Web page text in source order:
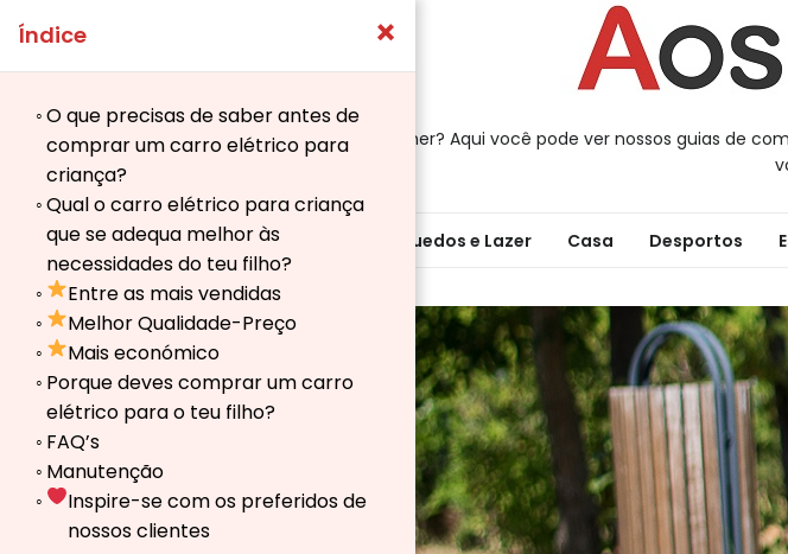
Tem dúvidas sobre qual produto escolher? Aqui você pode ver nossos guias de
Inicio Animais de estimação Brinquedos e Lazer Casa Desportos
Índice ×
O que precisas de saber antes de
comprar um carro elétrico para
criança?
Qual o carro elétrico para criança
que se adequa melhor às
necessidades do teu filho?
Entre as mais vendidas
Melhor Qualidade-Preço
Mais económico
Porque deves comprar um carro
elétrico para o teu filho?
FAQ’s
Manutenção
Inspire-se com os preferidos de
nossos clientes